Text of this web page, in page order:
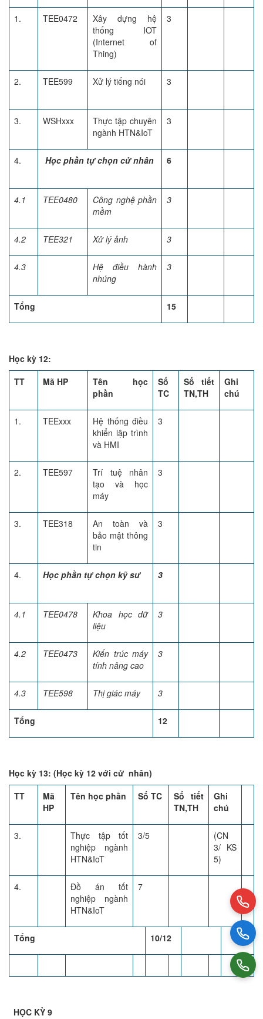
1. TEE0472
Xây dựng hệ
thống IOT
(Internet of
Thing)
3
2. TEE599 Xử lý tiếng nói 3
3. WSHxxx
Thực tập chuyên
ngành HTN&IoT
3
4. Học phần tự chọn cử nhân 6
4.1 TEE0480
Công nghệ phần
mềm
3
4.2 TEE321 Xử lý ảnh 3
4.3
Hệ điều hành
nhúng
3
Tổng 15
Học kỳ 12:
TT
Mã HP
Tên học
phần
Số
TC
Số tiết
TN,TH
Ghi
chú
1. TEExxx
Hệ thống điều
khiển lập trình
và HMI
3
2. TEE597
Trí tuệ nhân
tạo và học
máy
3
3. TEE318
An toàn và
bảo mật thông
tin
3
4. Học phần tự chọn kỹ sư 3
4.1 TEE0478
Khoa học dữ
liệu
3
4.2 TEE0473
Kiến trúc máy
tính nâng cao
3
4.3 TEE598 Thị giác máy 3
Tổng 12
Học kỳ 13: (Học kỳ 12 với cử nhân)
TT
Mã
HP
Tên học phần Số TC
Số tiết
TN,TH
Ghi
chú
3.
Thực tập tốt
nghiệp ngành
HTN&IoT
3/5
(CN
3/ KS
5)
4.
Đồ án tốt
nghiệp ngành
HTN&IoT
7
Tổng 10/12
HỌC KỲ 9